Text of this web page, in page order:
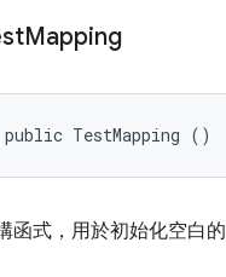
Mapping
public TestMapping ()
函式，用於初始化空白的